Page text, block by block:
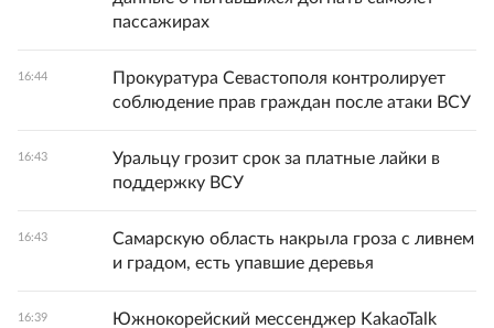
пассажирах
16:44
Прокуратура Севастополя контролирует
соблюдение прав граждан после атаки ВСУ
16:43
Уральцу грозит срок за платные лайки в
поддержку ВСУ
16:43
Самарскую область накрыла гроза с ливнем
и градом, есть упавшие деревья
16:39
Южнокорейский мессенджер KakaoTalk